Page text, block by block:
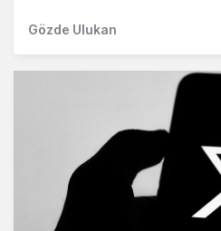
Gözde Ulukan